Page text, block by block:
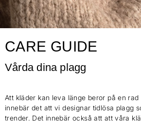
CARE GUIDE
Vårda dina plagg
Att kläder kan leva länge beror på en rad
innebär det att vi designar tidlösa plagg
trender. Det innebär också att att våra